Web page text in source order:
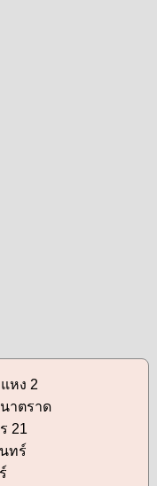
หง 2
าตราด
21
ทร์